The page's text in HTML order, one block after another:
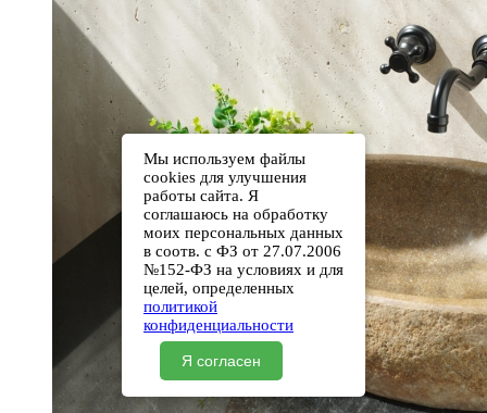
Мы используем файлы
cookies для улучшения
работы сайта. Я
соглашаюсь на обработку
моих персональных данных
в соотв. с ФЗ от 27.07.2006
№152-ФЗ на условиях и для
целей, определенных
политикой
конфиденциальности
Я согласен